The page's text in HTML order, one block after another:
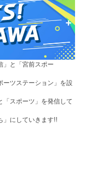
」と「宮前スポー
ーツステーション」を設
「スポーツ」を発信して
」にしていきます!!